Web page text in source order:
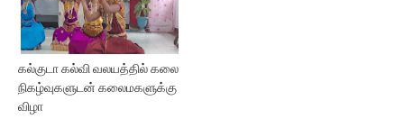
கல்குடா கல்வி வலயத்தில் கலை
நிகழ்வுகளுடன் கலைமகளுக்கு
விழா